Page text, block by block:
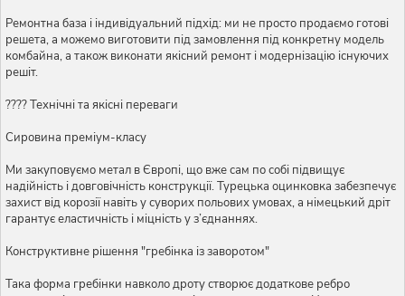
Ремонтна база і індивідуальний підхід: ми не просто продаємо готові
решета, а можемо виготовити під замовлення під конкретну модель
комбайна, а також виконати якісний ремонт і модернізацію існуючих
решіт.
???? Технічні та якісні переваги
Сировина преміум-класу
Ми закуповуємо метал в Європі, що вже сам по собі підвищує
надійність і довговічність конструкції. Турецька оцинковка забезпечує
захист від корозії навіть у суворих польових умовах, а німецький дріт
гарантує еластичність і міцність у з’єднаннях.
Конструктивне рішення "гребінка із заворотом"
Така форма гребінки навколо дроту створює додаткове ребро